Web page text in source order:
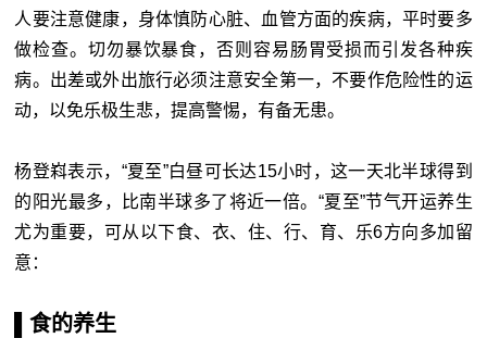
人要注意健康，身体慎防心脏、血管方面的疾病，平时要多
做检查。切勿暴饮暴食，否则容易肠胃受损而引发各种疾
病。出差或外出旅行必须注意安全第一，不要作危险性的运
动，以免乐极生悲，提高警惕，有备无患。
杨登嵙表示，“夏至”白昼可长达15小时，这一天北半球得到
的阳光最多，比南半球多了将近一倍。“夏至”节气开运养生
尤为重要，可从以下食、衣、住、行、育、乐6方向多加留
意：
▌食的养生